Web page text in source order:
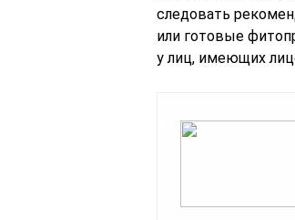
следовать
или готовые
у лиц, имеющих